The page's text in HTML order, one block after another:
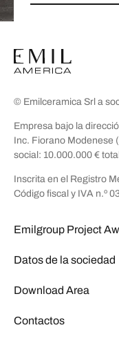
© Emilceramica Srl a
Empresa bajo la
Inc. Fiorano Modenese
social: 10.000.000 €
Inscrita en el Registro
Código fiscal y IVA n.º
Emilgroup Project
Datos de la sociedad
Download Area
Contactos